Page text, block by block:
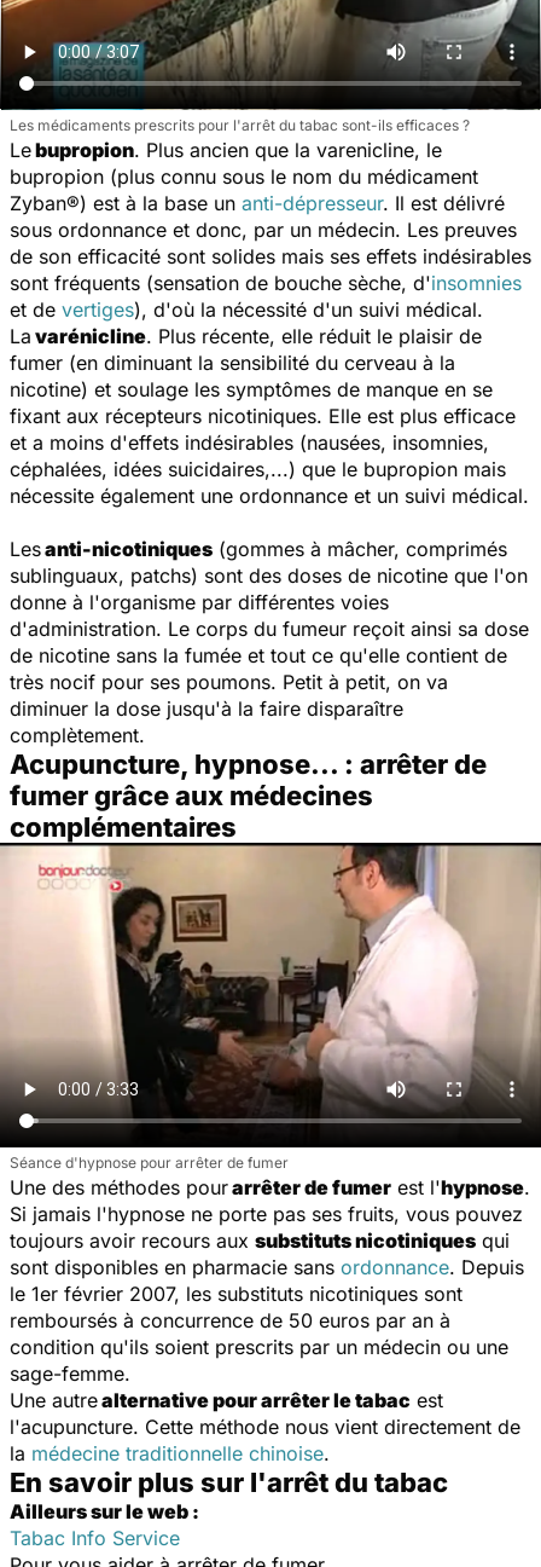
Les médicaments prescrits pour l'arrêt du tabac sont-ils efficaces ?
Lebupropion. Plus ancien que la varenicline, le
bupropion (plus connu sous le nom du médicament
Zyban®) est à la base un anti-dépresseur. Il est délivré
sous ordonnance et donc, par un médecin. Les preuves
de son efficacité sont solides mais ses effets indésirables
sont fréquents (sensation de bouche sèche, d'insomnies
et de vertiges), d'où la nécessité d'un suivi médical.
La varénicline. Plus récente, elle réduit le plaisir de
fumer (en diminuant la sensibilité du cerveau à la
nicotine) et soulage les symptômes de manque en se
fixant aux récepteurs nicotiniques. Elle est plus efficace
et a moins d'effets indésirables (nausées, insomnies,
céphalées, idées suicidaires,...) que le bupropion mais
nécessite également une ordonnance et un suivi médical.
Lesanti-nicotiniques (gommes à mâcher, comprimés
sublinguaux, patchs) sont des doses de nicotine que l'on
donne à l'organisme par différentes voies
d'administration. Le corps du fumeur reçoit ainsi sa dose
de nicotine sans la fumée et tout ce qu'elle contient de
très nocif pour ses poumons. Petit à petit, on va
diminuer la dose jusqu'à la faire disparaître
complètement.
Acupuncture, hypnose... : arrêter de
fumer grâce aux médecines
complémentaires
Séance d'hypnose pour arrêter de fumer
Une des méthodes pourarrêter de fumer est l'hypnose.
Si jamais l'hypnose ne porte pas ses fruits, vous pouvez
toujours avoir recours aux substituts nicotiniques qui
sont disponibles en pharmacie sans ordonnance. Depuis
le 1er février 2007, les substituts nicotiniques sont
remboursés à concurrence de 50 euros par an à
condition qu'ils soient prescrits par un médecin ou une
sage-femme.
Une autrealternative pour arrêter le tabac est
l'acupuncture. Cette méthode nous vient directement de
la médecine traditionnelle chinoise.
En savoir plus sur l'arrêt du tabac
Ailleurs sur le web :
Tabac Info Service